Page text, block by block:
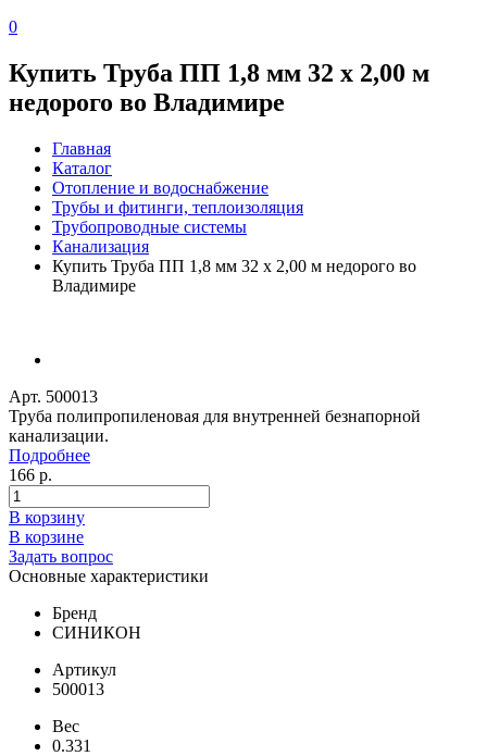
0
Купить Труба ПП 1,8 мм 32 x 2,00 м
недорого во Владимире
Главная
Каталог
Отопление и водоснабжение
Трубы и фитинги, теплоизоляция
Трубопроводные системы
Канализация
Купить Труба ПП 1,8 мм 32 x 2,00 м недорого во
Владимире
Арт. 500013
Труба полипропиленовая для внутренней безнапорной
канализации.
Подробнее
166 р.
В корзину
В корзине
Задать вопрос
Основные характеристики
Бренд
СИНИКОН
Артикул
500013
Вес
0.331